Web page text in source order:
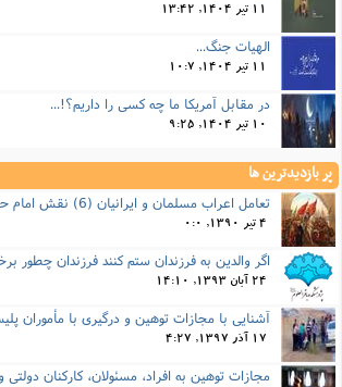
11 تیر 1404, 13:42
الهیات جنگ...
11 تیر 1404, 10:7
در مقابل آمریکا ما چه کسی را داریم؟!...
10 تیر 1404, 9:25
پر بازدیدترین ها
4 تیر 1390, 0:0
24 آبان 1393, 14:10
آشنایی با مجازات توهین و درگیری با مأموران
17 آذر 1397, 4:27